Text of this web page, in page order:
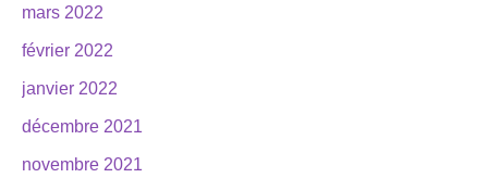
mars 2022
février 2022
janvier 2022
décembre 2021
novembre 2021